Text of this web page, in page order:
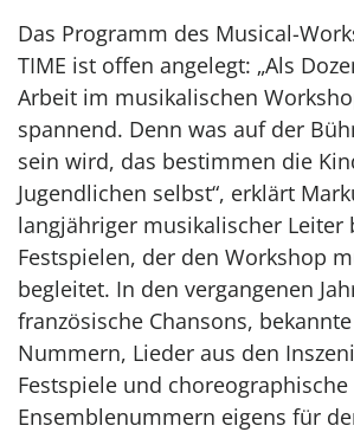
Das Programm des Musical-
TIME ist offen angelegt: „Als
Arbeit im musikalischen
spannend. Denn was auf der
sein wird, das bestimmen die
Jugendlichen selbst“, erklärt
langjähriger musikalischer Leiter
Festspielen, der den Workshop
begleitet. In den vergangenen
französische Chansons,
Nummern, Lieder aus den
Festspiele und choreographische
Ensemblenummern eigens für